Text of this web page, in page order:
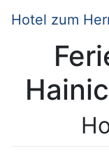
Hotel zum